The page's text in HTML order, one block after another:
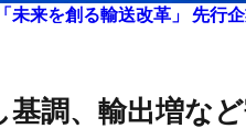
未来を創る輸送改革」 先行
基調、輸出増な